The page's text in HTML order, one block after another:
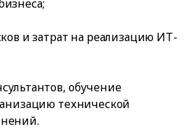
и затрат на реализацию ИТ-
обучение
технической